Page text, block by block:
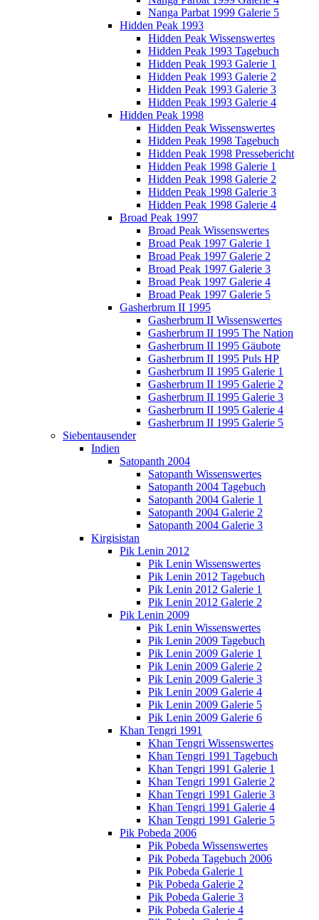
Nanga Parbat 1999 Galerie 5
Hidden Peak 1993
Hidden Peak Wissenswertes
Hidden Peak 1993 Tagebuch
Hidden Peak 1993 Galerie 1
Hidden Peak 1993 Galerie 2
Hidden Peak 1993 Galerie 3
Hidden Peak 1993 Galerie 4
Hidden Peak 1998
Hidden Peak Wissenswertes
Hidden Peak 1998 Tagebuch
Hidden Peak 1998 Pressebericht
Hidden Peak 1998 Galerie 1
Hidden Peak 1998 Galerie 2
Hidden Peak 1998 Galerie 3
Hidden Peak 1998 Galerie 4
Broad Peak 1997
Broad Peak Wissenswertes
Broad Peak 1997 Galerie 1
Broad Peak 1997 Galerie 2
Broad Peak 1997 Galerie 3
Broad Peak 1997 Galerie 4
Broad Peak 1997 Galerie 5
Gasherbrum II 1995
Gasherbrum II Wissenswertes
Gasherbrum II 1995 The Nation
Gasherbrum II 1995 Gäubote
Gasherbrum II 1995 Puls HP
Gasherbrum II 1995 Galerie 1
Gasherbrum II 1995 Galerie 2
Gasherbrum II 1995 Galerie 3
Gasherbrum II 1995 Galerie 4
Gasherbrum II 1995 Galerie 5
Siebentausender
Indien
Satopanth 2004
Satopanth Wissenswertes
Satopanth 2004 Tagebuch
Satopanth 2004 Galerie 1
Satopanth 2004 Galerie 2
Satopanth 2004 Galerie 3
Kirgisistan
Pik Lenin 2012
Pik Lenin Wissenswertes
Pik Lenin 2012 Tagebuch
Pik Lenin 2012 Galerie 1
Pik Lenin 2012 Galerie 2
Pik Lenin 2009
Pik Lenin Wissenswertes
Pik Lenin 2009 Tagebuch
Pik Lenin 2009 Galerie 1
Pik Lenin 2009 Galerie 2
Pik Lenin 2009 Galerie 3
Pik Lenin 2009 Galerie 4
Pik Lenin 2009 Galerie 5
Pik Lenin 2009 Galerie 6
Khan Tengri 1991
Khan Tengri Wissenswertes
Khan Tengri 1991 Tagebuch
Khan Tengri 1991 Galerie 1
Khan Tengri 1991 Galerie 2
Khan Tengri 1991 Galerie 3
Khan Tengri 1991 Galerie 4
Khan Tengri 1991 Galerie 5
Pik Pobeda 2006
Pik Pobeda Wissenswertes
Pik Pobeda Tagebuch 2006
Pik Pobeda Galerie 1
Pik Pobeda Galerie 2
Pik Pobeda Galerie 3
Pik Pobeda Galerie 4